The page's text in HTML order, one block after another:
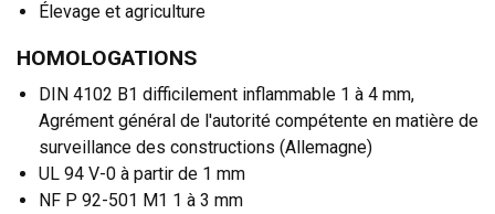
Élevage et agriculture
HOMOLOGATIONS
DIN 4102 B1 difficilement inflammable 1 à 4 mm,
Agrément général de l'autorité compétente en matière de
surveillance des constructions (Allemagne)
UL 94 V-0 à partir de 1 mm
NF P 92-501 M1 1 à 3 mm